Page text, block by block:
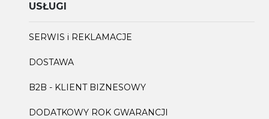
USŁUGI
SERWIS i REKLAMACJE
DOSTAWA
B2B - KLIENT BIZNESOWY
DODATKOWY ROK GWARANCJI